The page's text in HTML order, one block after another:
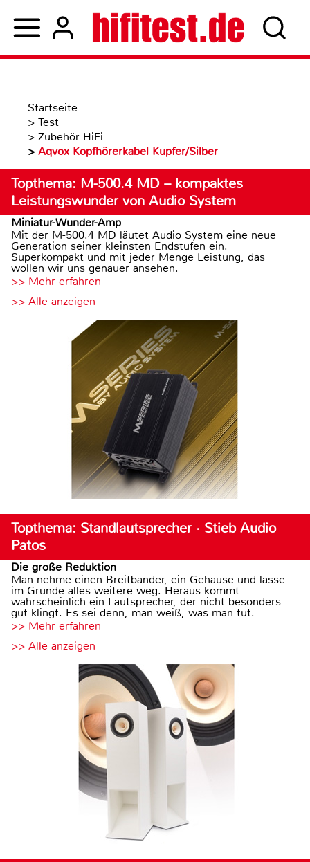
Startseite
> Test
> Zubehör HiFi
> Aqvox Kopfhörerkabel Kupfer/Silber
Topthema: M-500.4 MD – kompaktes
Leistungswunder von Audio System
Miniatur-Wunder-Amp
Mit der M-500.4 MD läutet Audio System eine neue
Generation seiner kleinsten Endstufen ein.
Superkompakt und mit jeder Menge Leistung, das
wollen wir uns genauer ansehen.
>> Mehr erfahren
>> Alle anzeigen
Topthema: Standlautsprecher · Stieb Audio
Patos
Die große Reduktion
Man nehme einen Breitbänder, ein Gehäuse und lasse
im Grunde alles weitere weg. Heraus kommt
wahrscheinlich ein Lautsprecher, der nicht besonders
gut klingt. Es sei denn, man weiß, was man tut.
>> Mehr erfahren
>> Alle anzeigen